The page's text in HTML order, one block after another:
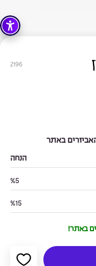
2196
באתר
הנחה
%5
%15
באתר!